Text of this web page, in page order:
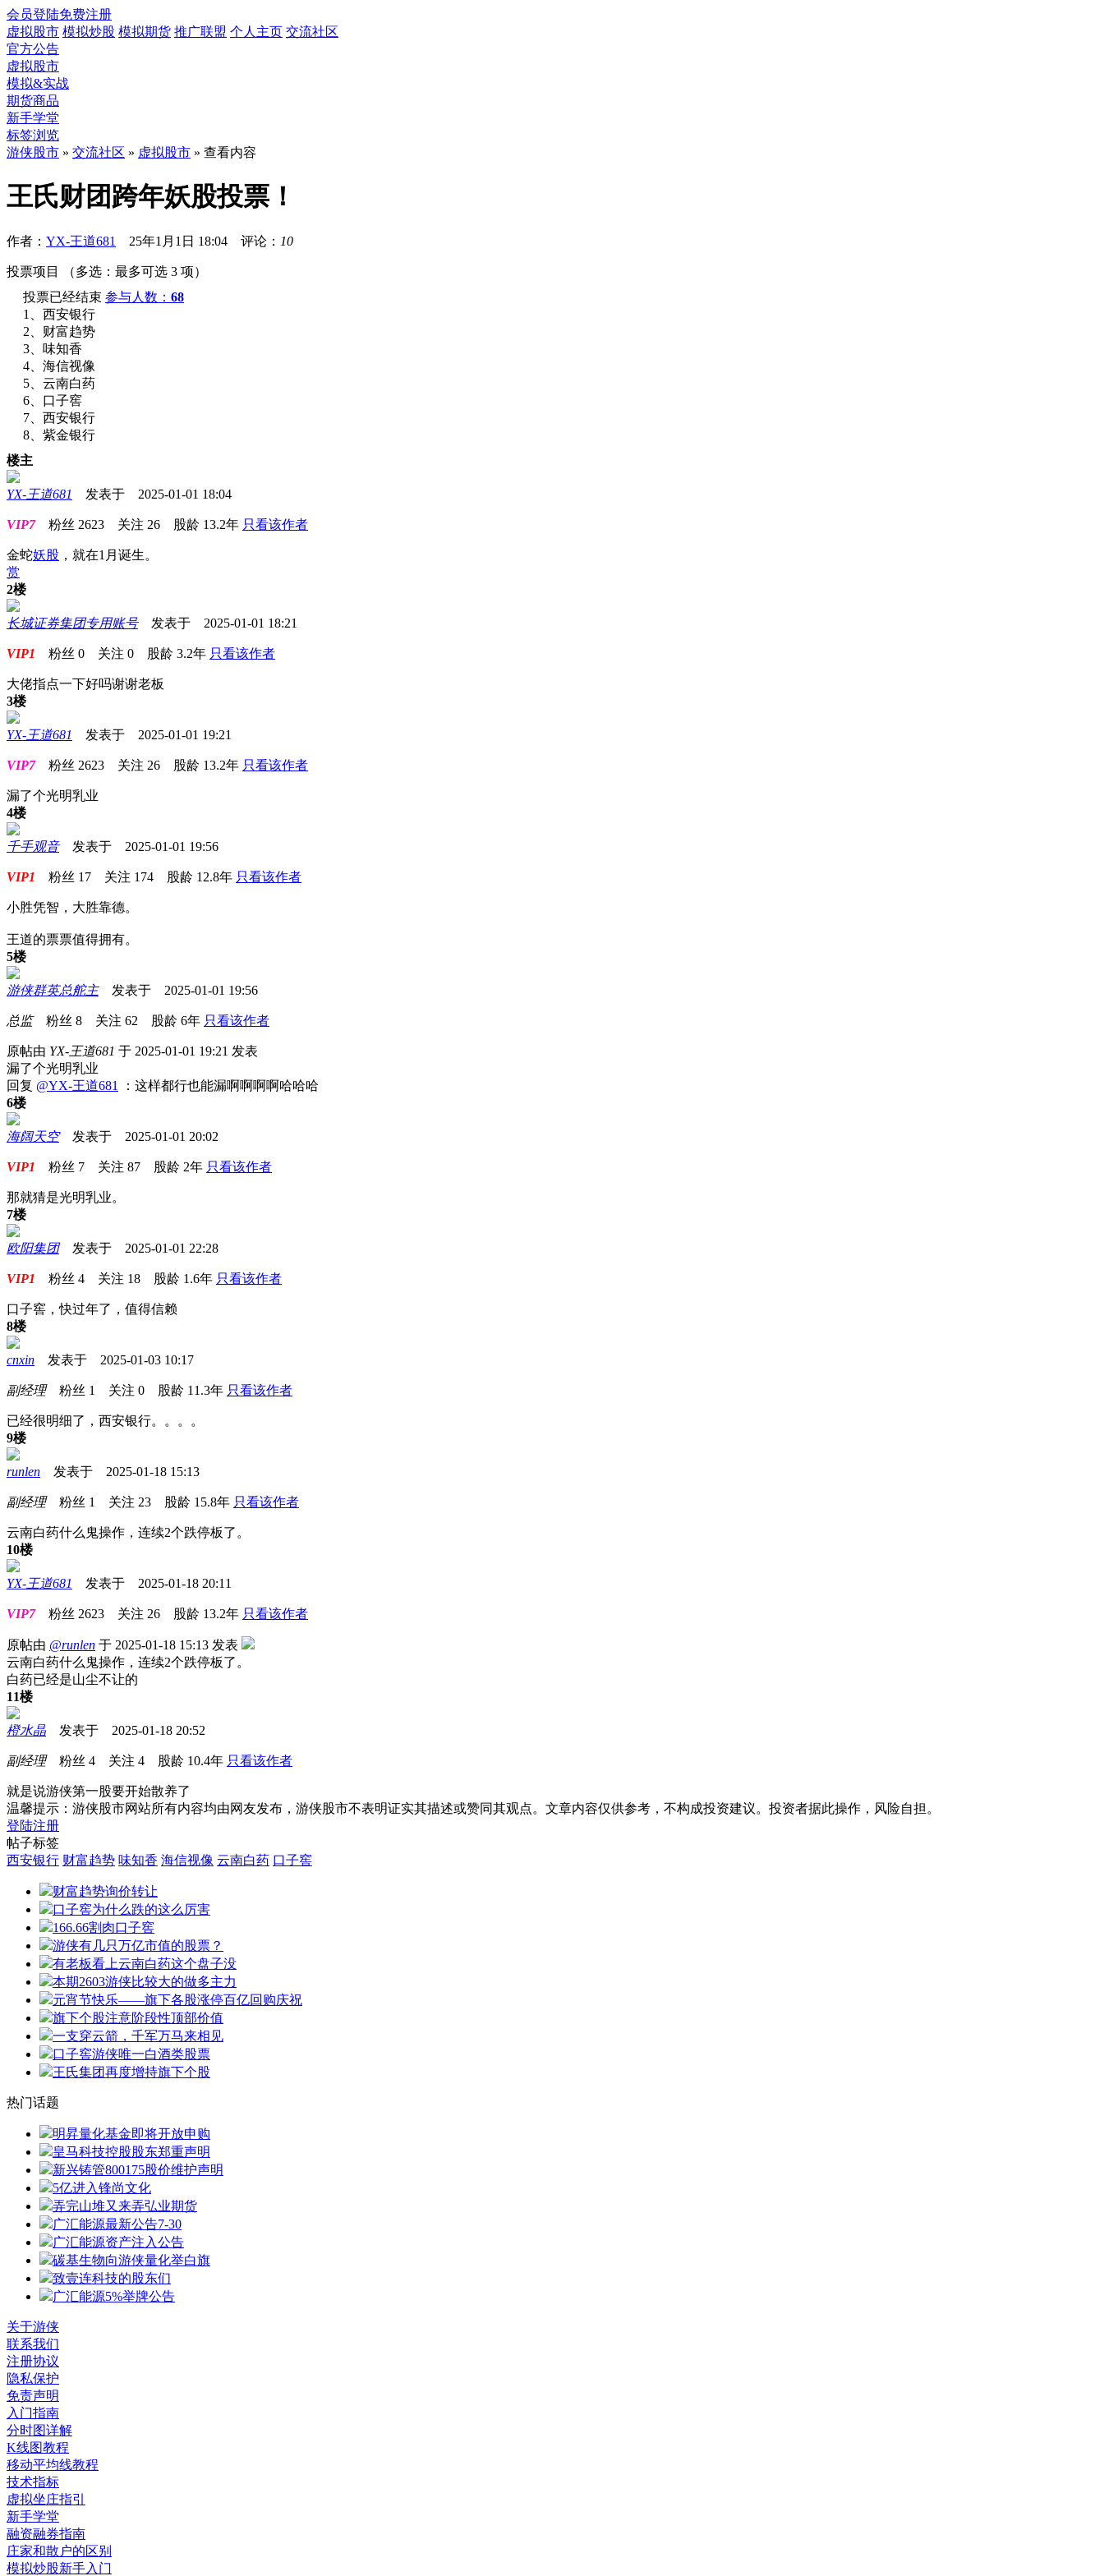
会员登陆免费注册
虚拟股市 模拟炒股 模拟期货 推广联盟 个人主页 交流社区
官方公告
虚拟股市
模拟&实战
期货商品
新手学堂
标签浏览
游侠股市 » 交流社区 » 虚拟股市 » 查看内容
王氏财团跨年妖股投票！
作者： YX-王道681 25年1月1日 18:04 评论： 10
投票项目 （多选：最多可选 3 项）
投票已经结束 参与人数： 68
1、西安银行
2、财富趋势
3、味知香
4、海信视像
5、云南白药
6、口子窖
7、西安银行
8、紫金银行
楼主
YX-王道681 发表于 2025-01-01 18:04
VIP7粉丝 2623 关注 26 股龄 13.2年 只看该作者
金蛇妖股 ，就在1月诞生。
赏
2楼
长城证券集团专用账号发表于 2025-01-01 18:21
VIP1 粉丝 0 关注 0 股龄 3.2年 只看该作者
大佬指点一下好吗谢谢老板
3楼
YX-王道681 发表于 2025-01-01 19:21
VIP7粉丝 2623 关注 26 股龄 13.2年 只看该作者
漏了个光明乳业
4楼
千手观音发表于 2025-01-01 19:56
VIP1 粉丝 17 关注 174 股龄 12.8年 只看该作者
小胜凭智，大胜靠德。
王道的票票值得拥有。
5楼
游侠群英总舵主发表于 2025-01-01 19:56
总监粉丝 8 关注 62 股龄 6年 只看该作者
原帖由 YX-王道681 于 2025-01-01 19:21 发表
漏了个光明乳业
回复 @YX-王道681
：这样都行也能漏啊啊啊啊哈哈哈
6楼
海阔天空发表于 2025-01-01 20:02
VIP1 粉丝 7 关注 87 股龄 2年 只看该作者
那就猜是光明乳业。
7楼
欧阳集团发表于 2025-01-01 22:28
VIP1 粉丝 4 关注 18 股龄 1.6年 只看该作者
口子窖，快过年了，值得信赖
8楼
cnxin 发表于 2025-01-03 10:17
副经理粉丝 1 关注 0 股龄 11.3年 只看该作者
已经很明细了，西安银行。。。。
9楼
runlen 发表于 2025-01-18 15:13
副经理粉丝 1 关注 23 股龄 15.8年 只看该作者
云南白药什么鬼操作，连续2个跌停板了。
10楼
YX-王道681 发表于 2025-01-18 20:11
VIP7粉丝 2623 关注 26 股龄 13.2年 只看该作者
原帖由 @runlen 于 2025-01-18 15:13 发表
云南白药什么鬼操作，连续2个跌停板了。
白药已经是山尘不让的
11楼
橙水晶 发表于 2025-01-18 20:52
副经理粉丝 4 关注 4 股龄 10.4年 只看该作者
就是说游侠第一股要开始散养了
温馨提示：游侠股市网站所有内容均由网友发布，游侠股市不表明证实其描述或赞同其观点。文章内容仅供参考，不构成投资建议。投资者据此操作，风险自担。
登陆注册
帖子标签
西安银行 财富趋势 味知香 海信视像 云南白药 口子窖
财富趋势询价转让
口子窖为什么跌的这么厉害
166.66割肉口子窖
游侠有几只万亿市值的股票？
有老板看上云南白药这个盘子没
本期2603游侠比较大的做多主力
元宵节快乐——旗下各股涨停百亿回购庆祝
旗下个股注意阶段性顶部价值
一支穿云箭，千军万马来相见
口子窖游侠唯一白酒类股票
王氏集团再度增持旗下个股
热门话题
明昇量化基金即将开放申购
皇马科技控股股东郑重声明
新兴铸管800175股价维护声明
5亿进入锋尚文化
弄完山堆又来弄弘业期货
广汇能源最新公告7-30
广汇能源资产注入公告
碳基生物向游侠量化举白旗
致壹连科技的股东们
广汇能源5%举牌公告
关于游侠
联系我们
注册协议
隐私保护
免责声明
入门指南
分时图详解
K线图教程
移动平均线教程
技术指标
虚拟坐庄指引
新手学堂
融资融券指南
庄家和散户的区别
模拟炒股新手入门